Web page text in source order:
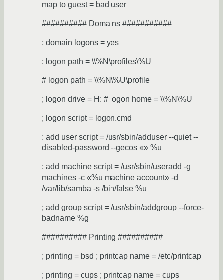
map to guest = bad user
########## Domains ###########
; domain logons = yes
; logon path = \\%N\profiles\%U
# logon path = \\%N\%U\profile
; logon drive = H: # logon home = \\%N\%U
; logon script = logon.cmd
; add user script = /usr/sbin/adduser --quiet --
disabled-password --gecos «» %u
; add machine script = /usr/sbin/useradd -g
machines -c «%u machine account» -d
/var/lib/samba -s /bin/false %u
; add group script = /usr/sbin/addgroup --force-
badname %g
########## Printing ##########
; printing = bsd ; printcap name = /etc/printcap
; printing = cups ; printcap name = cups